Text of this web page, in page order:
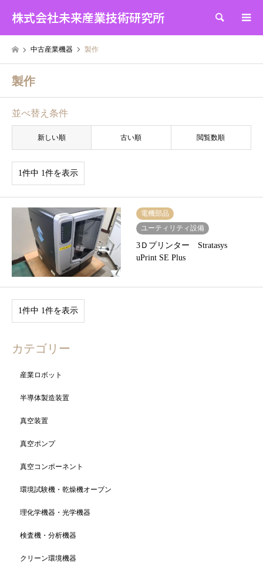
株式会社未来産業技術研究所 検索
中古産業機器 製作
製作
並べ替え条件
新しい順 古い順 閲覧数順
1件中 1件を表示
電機部品
ユーティリティ設備
3Ｄプリンター Stratasys
uPrint SE Plus
1件中 1件を表示
カテゴリー
産業ロボット
半導体製造装置
真空装置
真空ポンプ
真空コンポーネント
環境試験機・乾燥機オーブン
理化学機器・光学機器
検査機・分析機器
クリーン環境機器